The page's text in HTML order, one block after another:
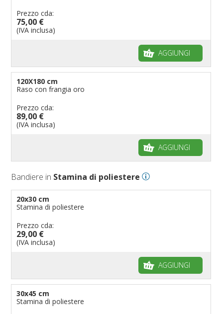
Prezzo cda:
75,00 €
(IVA inclusa)
AGGIUNGI
120X180 cm
Raso con frangia oro
Prezzo cda:
89,00 €
(IVA inclusa)
AGGIUNGI
Bandiere in Stamina di poliestere
20x30 cm
Stamina di poliestere
Prezzo cda:
29,00 €
(IVA inclusa)
AGGIUNGI
30x45 cm
Stamina di poliestere